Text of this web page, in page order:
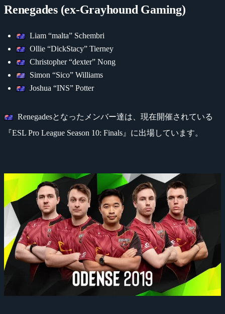
Renegades (ex-Grayhound Gaming)
Liam “malta” Schembri
Ollie “DickStacy” Tierney
Christopher “dexter” Nong
Simon “Sico” Williams
Joshua “INS” Potter
Renegadesとなったメンバー達は、現在開催されている
『ESL Pro League Season 10: Finals』に出場しています。